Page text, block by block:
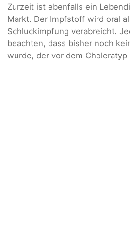
Zurzeit ist ebenfalls ein
Markt. Der Impfstoff wird oral
Schluckimpfung verabreicht.
beachten, dass bisher noch
wurde, der vor dem Choleratyp